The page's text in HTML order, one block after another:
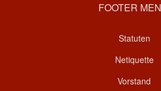
FOOTER
Statuten
Netiquette
Vorstand